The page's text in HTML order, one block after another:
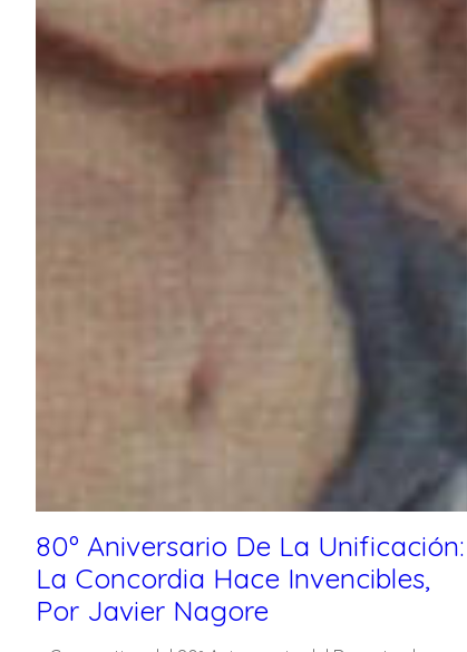
80º Aniversario De La Unificación:
La Concordia Hace Invencibles,
Por Javier Nagore